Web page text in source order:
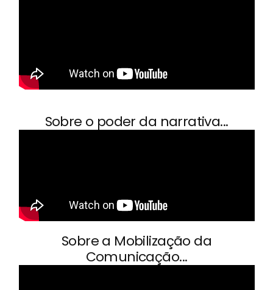
Sobre o poder da narrativa...
Sobre a Mobilização da
Comunicação...